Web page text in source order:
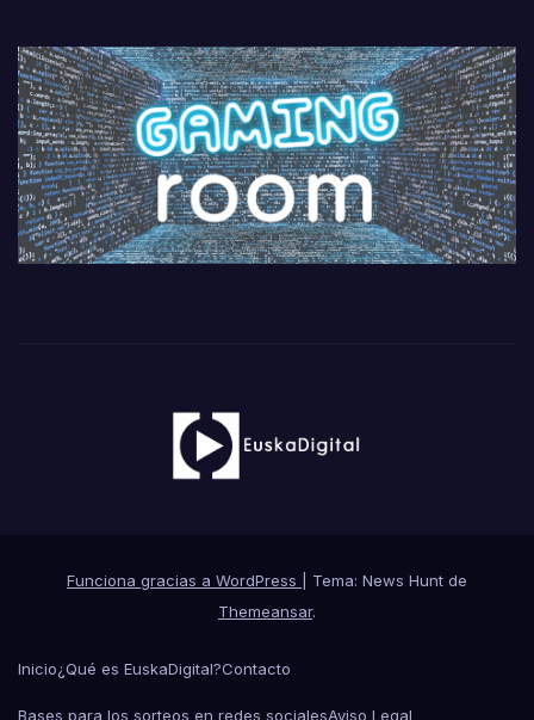
Funciona gracias a WordPress
Tema: News Hunt de
Themeansar.
Inicio¿Qué es EuskaDigital?Contacto
Bases para los sorteos en redes socialesAviso Legal